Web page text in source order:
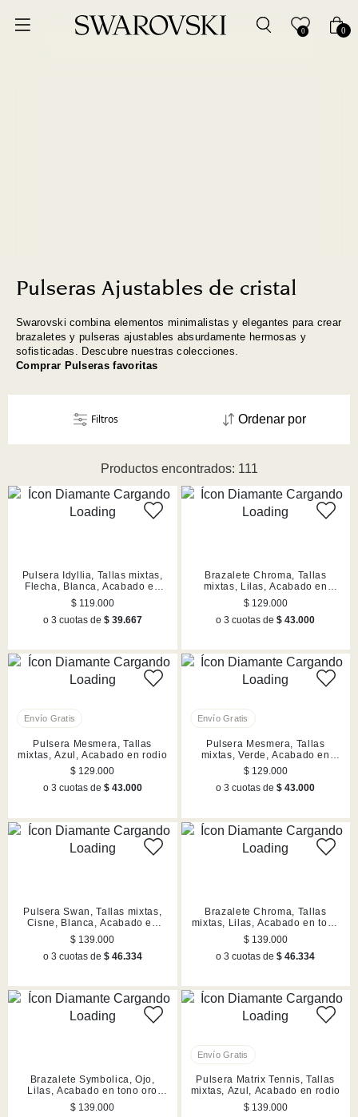
0 0
Pulseras Ajustables de cristal
Swarovski combina elementos minimalistas y elegantes para crear
brazaletes y pulseras ajustables absurdamente hermosas y
sofisticadas. Descubre nuestras colecciones.
Comprar Pulseras favoritas
Productos encontrados: 111
Ordenar por
Ordenar por
Fecha de lanzamiento
Mejor descuento
Filtros
Pulsera Idyllia, Tallas mixtas,
Flecha, Blanca, Acabado en
rodio
$ 119.000
o 3 cuotas de $ 39.667
Brazalete Chroma, Tallas
mixtas, Lilas, Acabado en
rodio
$ 129.000
o 3 cuotas de$ 43.000
Pulsera Mesmera, Tallas
mixtas, Azul, Acabado en rodio
$ 129.000
o 3 cuotas de $ 43.000
Pulsera Mesmera, Tallas
mixtas, Verde, Acabado en
rodio
$ 129.000
o 3 cuotas de$ 43.000
Pulsera Swan, Tallas mixtas,
Cisne, Blanca, Acabado en
tono oro rosa
$ 139.000
o 3 cuotas de $ 46.334
Brazalete Chroma, Tallas
mixtas, Lilas, Acabado en tono
oro
$ 139.000
o 3 cuotas de$ 46.334
Brazalete Symbolica, Ojo,
Lilas, Acabado en tono oro
rosa
$ 139.000
Pulsera Matrix Tennis, Tallas
mixtas, Azul, Acabado en rodio
$ 139.000